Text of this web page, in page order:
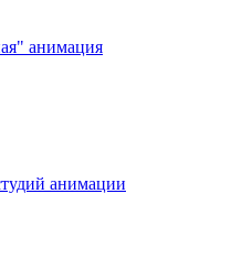
анимация
анимации